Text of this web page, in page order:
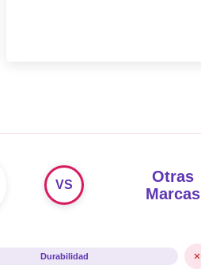
Otras
Marcas
VS
Durabilidad